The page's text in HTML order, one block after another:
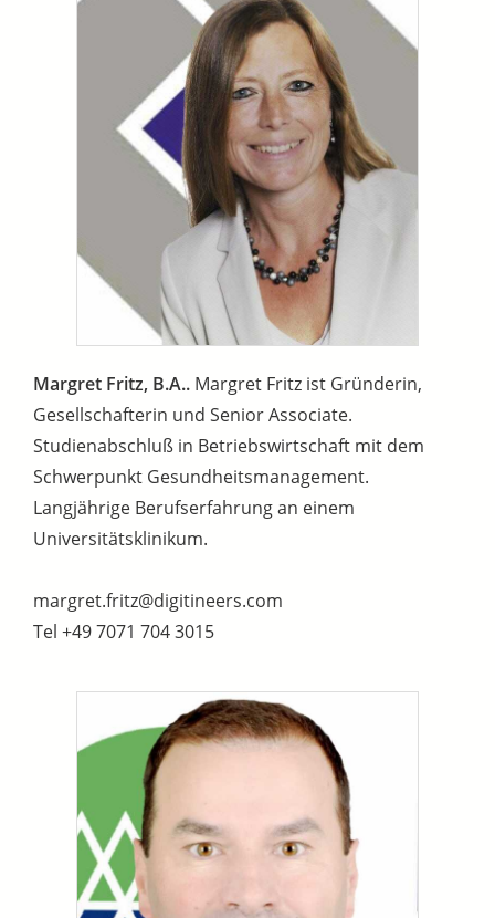
Margret Fritz, B.A.. Margret Fritz ist Gründerin,
Gesellschafterin und Senior Associate.
Studienabschluß in Betriebswirtschaft mit dem
Schwerpunkt Gesundheitsmanagement.
Langjährige Berufserfahrung an einem
Universitätsklinikum.
margret.fritz@digitineers.com
Tel +49 7071 704 3015